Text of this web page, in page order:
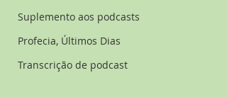
Suplemento aos podcasts
Profecia, Últimos Dias
Transcrição de podcast